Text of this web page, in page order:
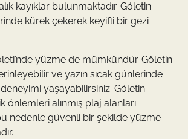
kayıklar bulunmaktadır. Göletin
kürek çekerek keyifli bir gezi
yüzme de mümkündür. Göletin
ve yazın sıcak günlerinde
yaşayabilirsiniz. Göletin
önlemleri alınmış plaj alanları
nedenle güvenli bir şekilde yüzme